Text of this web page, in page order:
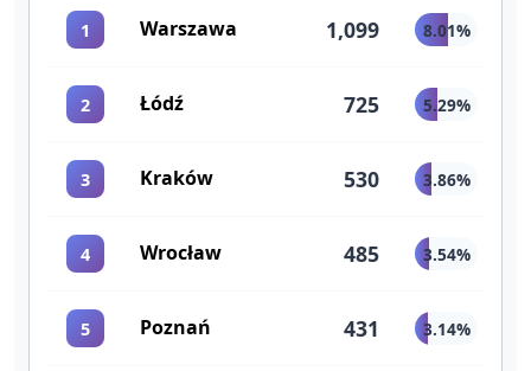
1 Warszawa 1,099 8.01%
2 Łódź 725 5.29%
3 Kraków 530 3.86%
4 Wrocław 485 3.54%
5 Poznań 431 3.14%